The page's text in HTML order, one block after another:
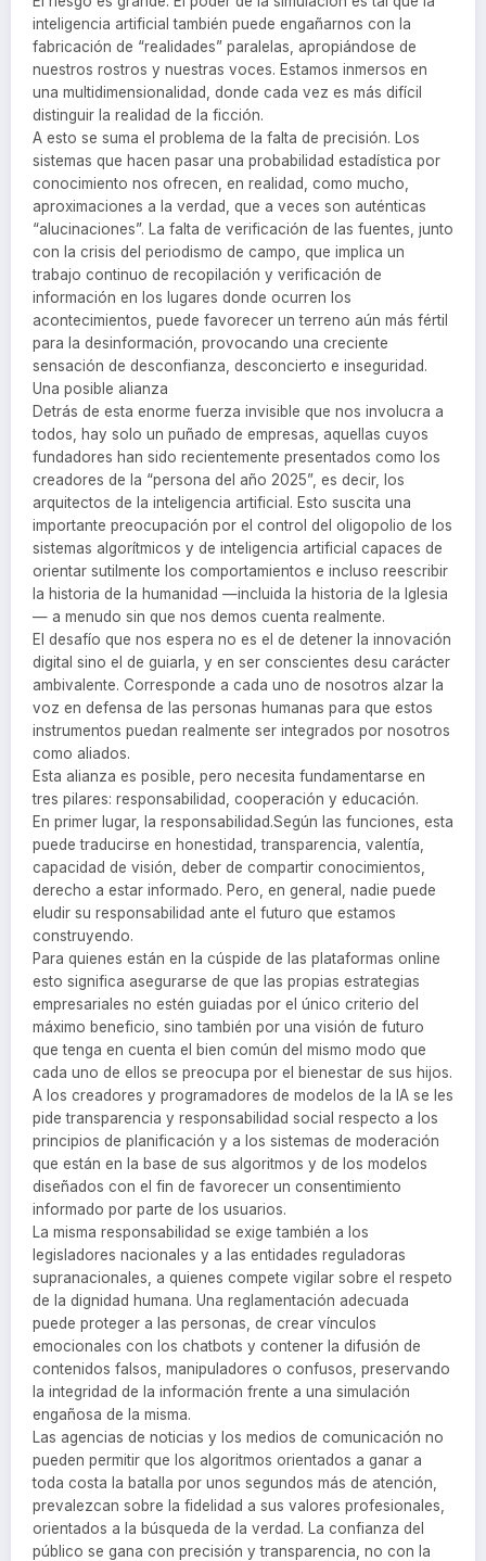
inteligencia artificial también puede engañarnos con la
fabricación de “realidades” paralelas, apropiándose de
nuestros rostros y nuestras voces. Estamos inmersos en
una multidimensionalidad, donde cada vez es más difícil
distinguir la realidad de la ficción.
A esto se suma el problema de la falta de precisión. Los
sistemas que hacen pasar una probabilidad estadística por
conocimiento nos ofrecen, en realidad, como mucho,
aproximaciones a la verdad, que a veces son auténticas
“alucinaciones”. La falta de verificación de las fuentes, junto
con la crisis del periodismo de campo, que implica un
trabajo continuo de recopilación y verificación de
información en los lugares donde ocurren los
acontecimientos, puede favorecer un terreno aún más fértil
para la desinformación, provocando una creciente
sensación de desconfianza, desconcierto e inseguridad.
Una posible alianza
Detrás de esta enorme fuerza invisible que nos involucra a
todos, hay solo un puñado de empresas, aquellas cuyos
fundadores han sido recientemente presentados como los
creadores de la “persona del año 2025”, es decir, los
arquitectos de la inteligencia artificial. Esto suscita una
importante preocupación por el control del oligopolio de los
sistemas algorítmicos y de inteligencia artificial capaces de
orientar sutilmente los comportamientos e incluso reescribir
la historia de la humanidad —incluida la historia de la Iglesia
— a menudo sin que nos demos cuenta realmente.
El desafío que nos espera no es el de detener la innovación
digital sino el de guiarla, y en ser conscientes desu carácter
ambivalente. Corresponde a cada uno de nosotros alzar la
voz en defensa de las personas humanas para que estos
instrumentos puedan realmente ser integrados por nosotros
como aliados.
Esta alianza es posible, pero necesita fundamentarse en
tres pilares: responsabilidad, cooperación y educación.
En primer lugar, la responsabilidad.Según las funciones, esta
puede traducirse en honestidad, transparencia, valentía,
capacidad de visión, deber de compartir conocimientos,
derecho a estar informado. Pero, en general, nadie puede
eludir su responsabilidad ante el futuro que estamos
construyendo.
Para quienes están en la cúspide de las plataformas online
esto significa asegurarse de que las propias estrategias
empresariales no estén guiadas por el único criterio del
máximo beneficio, sino también por una visión de futuro
que tenga en cuenta el bien común del mismo modo que
cada uno de ellos se preocupa por el bienestar de sus hijos.
A los creadores y programadores de modelos de la IA se les
pide transparencia y responsabilidad social respecto a los
principios de planificación y a los sistemas de moderación
que están en la base de sus algoritmos y de los modelos
diseñados con el fin de favorecer un consentimiento
informado por parte de los usuarios.
La misma responsabilidad se exige también a los
legisladores nacionales y a las entidades reguladoras
supranacionales, a quienes compete vigilar sobre el respeto
de la dignidad humana. Una reglamentación adecuada
puede proteger a las personas, de crear vínculos
emocionales con los chatbots y contener la difusión de
contenidos falsos, manipuladores o confusos, preservando
la integridad de la información frente a una simulación
engañosa de la misma.
Las agencias de noticias y los medios de comunicación no
pueden permitir que los algoritmos orientados a ganar a
toda costa la batalla por unos segundos más de atención,
prevalezcan sobre la fidelidad a sus valores profesionales,
orientados a la búsqueda de la verdad. La confianza del
público se gana con precisión y transparencia, no con la